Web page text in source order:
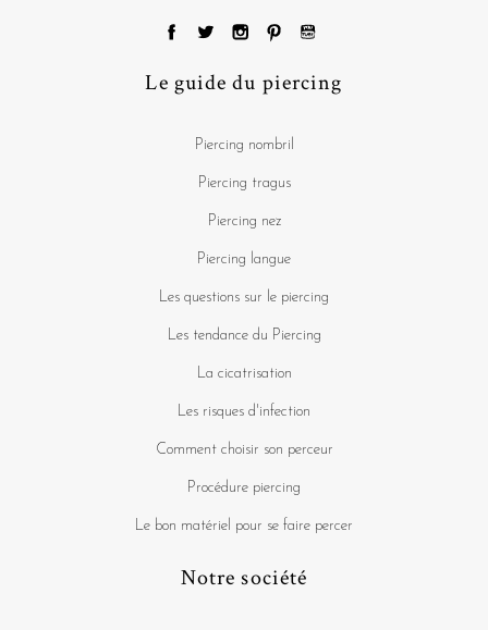
Le guide du piercing
Piercing nombril
Piercing tragus
Piercing nez
Piercing langue
Les questions sur le piercing
Les tendance du Piercing
La cicatrisation
Les risques d'infection
Comment choisir son perceur
Procédure piercing
Le bon matériel pour se faire percer
Notre société